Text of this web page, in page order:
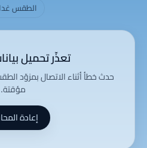
الطقس
تعذّر تحميل
حدث خطأ أثناء الاتصال بمزوّد
مؤقتة.
إعادة